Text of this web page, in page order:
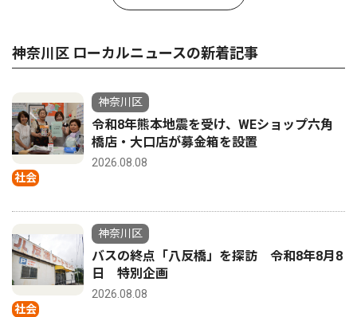
神奈川区 ローカルニュースの新着記事
社会
神奈川区
令和8年熊本地震を受け、WEショップ六角
橋店・大口店が募金箱を設置
2026.08.08
社会
神奈川区
バスの終点「八反橋」を探訪 令和8年8月8
日 特別企画
2026.08.08